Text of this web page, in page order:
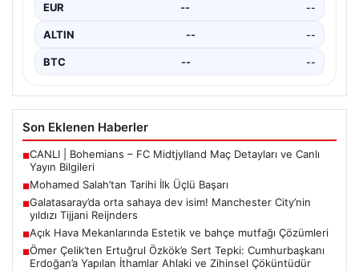
EUR -- --
ALTIN -- --
BTC -- --
Son Eklenen Haberler
■CANLI | Bohemians – FC Midtjylland Maç Detayları ve Canlı
Yayın Bilgileri
■Mohamed Salah’tan Tarihi İlk Üçlü Başarı
■Galatasaray’da orta sahaya dev isim! Manchester City’nin
yıldızı Tijjani Reijnders
■Açık Hava Mekanlarında Estetik ve bahçe mutfağı Çözümleri
■Ömer Çelik’ten Ertuğrul Özkök’e Sert Tepki: Cumhurbaşkanı
Erdoğan’a Yapılan İthamlar Ahlaki ve Zihinsel Çöküntüdür